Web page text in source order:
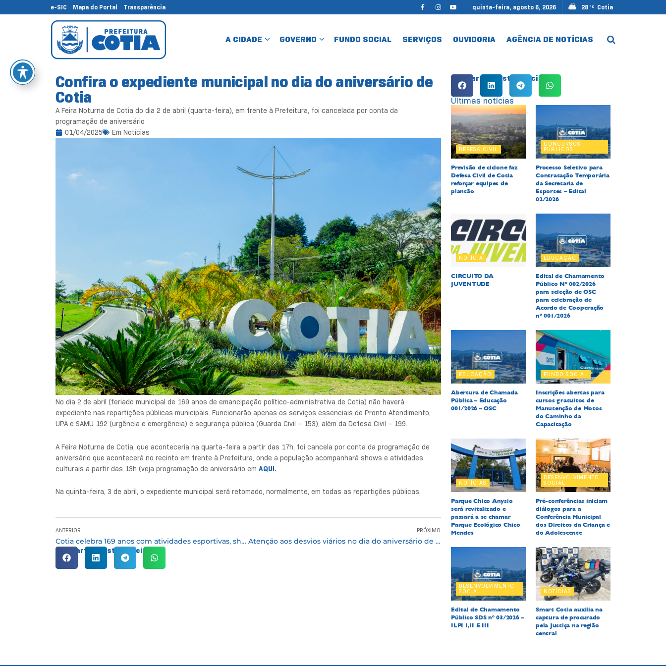
e-SIC Mapa do Portal Transparência quinta-feira, agosto 6, 2026 28 °C Cotia
A CIDADE GOVERNO FUNDO SOCIAL SERVIÇOS OUVIDORIA AGÊNCIA DE NOTÍCIAS
Confira o expediente municipal no dia do aniversário de
Cotia
A Feira Noturna de Cotia do dia 2 de abril (quarta-feira), em frente à Prefeitura, foi cancelada por conta da
programação de aniversário
01/04/2025
Em Notícias
No dia 2 de abril (feriado municipal de 169 anos de emancipação político-administrativa de Cotia) não haverá
expediente nas repartições públicas municipais. Funcionarão apenas os serviços essenciais de Pronto Atendimento,
UPA e SAMU 192 (urgência e emergência) e segurança pública (Guarda Civil – 153), além da Defesa Civil – 199.
A Feira Noturna de Cotia, que aconteceria na quarta-feira a partir das 17h, foi cancela por conta da programação de
aniversário que acontecerá no recinto em frente à Prefeitura, onde a população acompanhará shows e atividades
culturais a partir das 13h (veja programação de aniversário em AQUI.
Na quinta-feira, 3 de abril, o expediente municipal será retomado, normalmente, em todas as repartições públicas.
ANTERIOR
Cotia celebra 169 anos com atividades esportivas, shows de artistas locais e do cantor Péricles
PRÓXIMO
Atenção aos desvios viários no dia do aniversário de Cotia, quarta-feira, 2
Compartilhe esta notícia:
Compartilhe esta notícia:
Últimas notícias
DEFESA CIVIL
Previsão de ciclone faz
Defesa Civil de Cotia
reforçar equipes de
plantão
CONCURSOS
PÚBLICOS
Processo Seletivo para
Contratação Temporária
da Secretaria de
Esportes – Edital
02/2026
NOTÍCIA
CIRCUITO DA
JUVENTUDE
EDUCAÇÃO
Edital de Chamamento
Público Nº 002/2026
para seleção de OSC
para celebração de
Acordo de Cooperação
nº 001/2026
EDUCAÇÃO
Abertura de Chamada
Pública – Educação
001/2026 – OSC
FUNDO SOCIAL
Inscrições abertas para
cursos gratuitos de
Manutenção de Motos
do Caminho da
Capacitação
NOTÍCIAS
Parque Chico Anysio
será revitalizado e
passará a se chamar
Parque Ecológico Chico
Mendes
DESENVOLVIMENTO
SOCIAL
Pré-conferências iniciam
diálogos para a
Conferência Municipal
dos Direitos da Criança e
do Adolescente
DESENVOLVIMENTO
SOCIAL
Edital de Chamamento
Público SDS nº 03/2026 –
ILPI I,II E III
NOTÍCIAS
Smart Cotia auxilia na
captura de procurado
pela Justiça na região
central